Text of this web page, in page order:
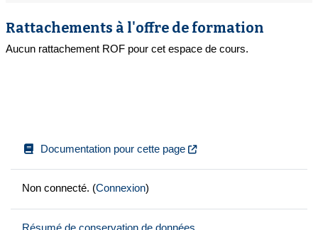
Rattachements à l'offre de formation
Aucun rattachement ROF pour cet espace de cours.
Documentation pour cette page
Non connecté. (Connexion)
Résumé de conservation de données